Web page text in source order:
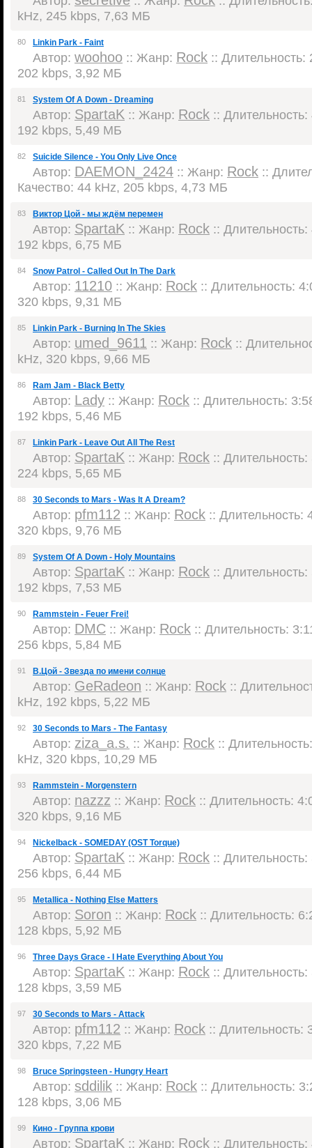
kHz, 245 kbps, 7,63 МБ
80 Linkin Park - Faint
Автор: woohoo :: Жанр: Rock :: Длительность:
202 kbps, 3,92 МБ
81 System Of A Down - Dreaming
Автор: SpartaK :: Жанр: Rock ::
192 kbps, 5,49 МБ
82 Suicide Silence - You Only Live Once
Автор: DAEMON_2424 :: Жанр: Rock ::
Качество: 44 kHz, 205 kbps, 4,73 МБ
83 Виктор Цой - мы ждём перемен
Автор: SpartaK :: Жанр: Rock ::
192 kbps, 6,75 МБ
84 Snow Patrol - Called Out In The Dark
Автор: 11210 :: Жанр: Rock :: Длительность:
320 kbps, 9,31 МБ
85 Linkin Park - Burning In The Skies
Автор: umed_9611 :: Жанр: Rock ::
kHz, 320 kbps, 9,66 МБ
86 Ram Jam - Black Betty
Автор: Lady :: Жанр: Rock :: Длительность:
192 kbps, 5,46 МБ
87 Linkin Park - Leave Out All The Rest
Автор: SpartaK :: Жанр: Rock ::
224 kbps, 5,65 МБ
88 30 Seconds to Mars - Was It A Dream?
Автор: pfm112 :: Жанр: Rock :: Длительность:
320 kbps, 9,76 МБ
89 System Of A Down - Holy Mountains
Автор: SpartaK :: Жанр: Rock ::
192 kbps, 7,53 МБ
90 Rammstein - Feuer Frei!
Автор: DMC :: Жанр: Rock :: Длительность:
256 kbps, 5,84 МБ
91 В.Цой - Звезда по имени солнце
Автор: GeRadeon :: Жанр: Rock ::
kHz, 192 kbps, 5,22 МБ
92 30 Seconds to Mars - The Fantasy
Автор: ziza_a.s. :: Жанр: Rock ::
kHz, 320 kbps, 10,29 МБ
93 Rammstein - Morgenstern
Автор: nazzz :: Жанр: Rock :: Длительность:
320 kbps, 9,16 МБ
94 Nickelback - SOMEDAY (OST Torque)
Автор: SpartaK :: Жанр: Rock ::
256 kbps, 6,44 МБ
95 Metallica - Nothing Else Matters
Автор: Soron :: Жанр: Rock :: Длительность:
128 kbps, 5,92 МБ
96 Three Days Grace - I Hate Everything About You
Автор: SpartaK :: Жанр: Rock ::
128 kbps, 3,59 МБ
97 30 Seconds to Mars - Attack
Автор: pfm112 :: Жанр: Rock :: Длительность:
320 kbps, 7,22 МБ
98 Bruce Springsteen - Hungry Heart
Автор: sddilik :: Жанр: Rock :: Длительность:
128 kbps, 3,06 МБ
99 Кино - Группа крови
Автор: SpartaK :: Жанр: Rock ::